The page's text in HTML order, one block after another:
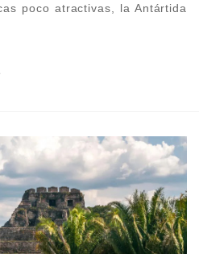
poco atractivas, la Antártida